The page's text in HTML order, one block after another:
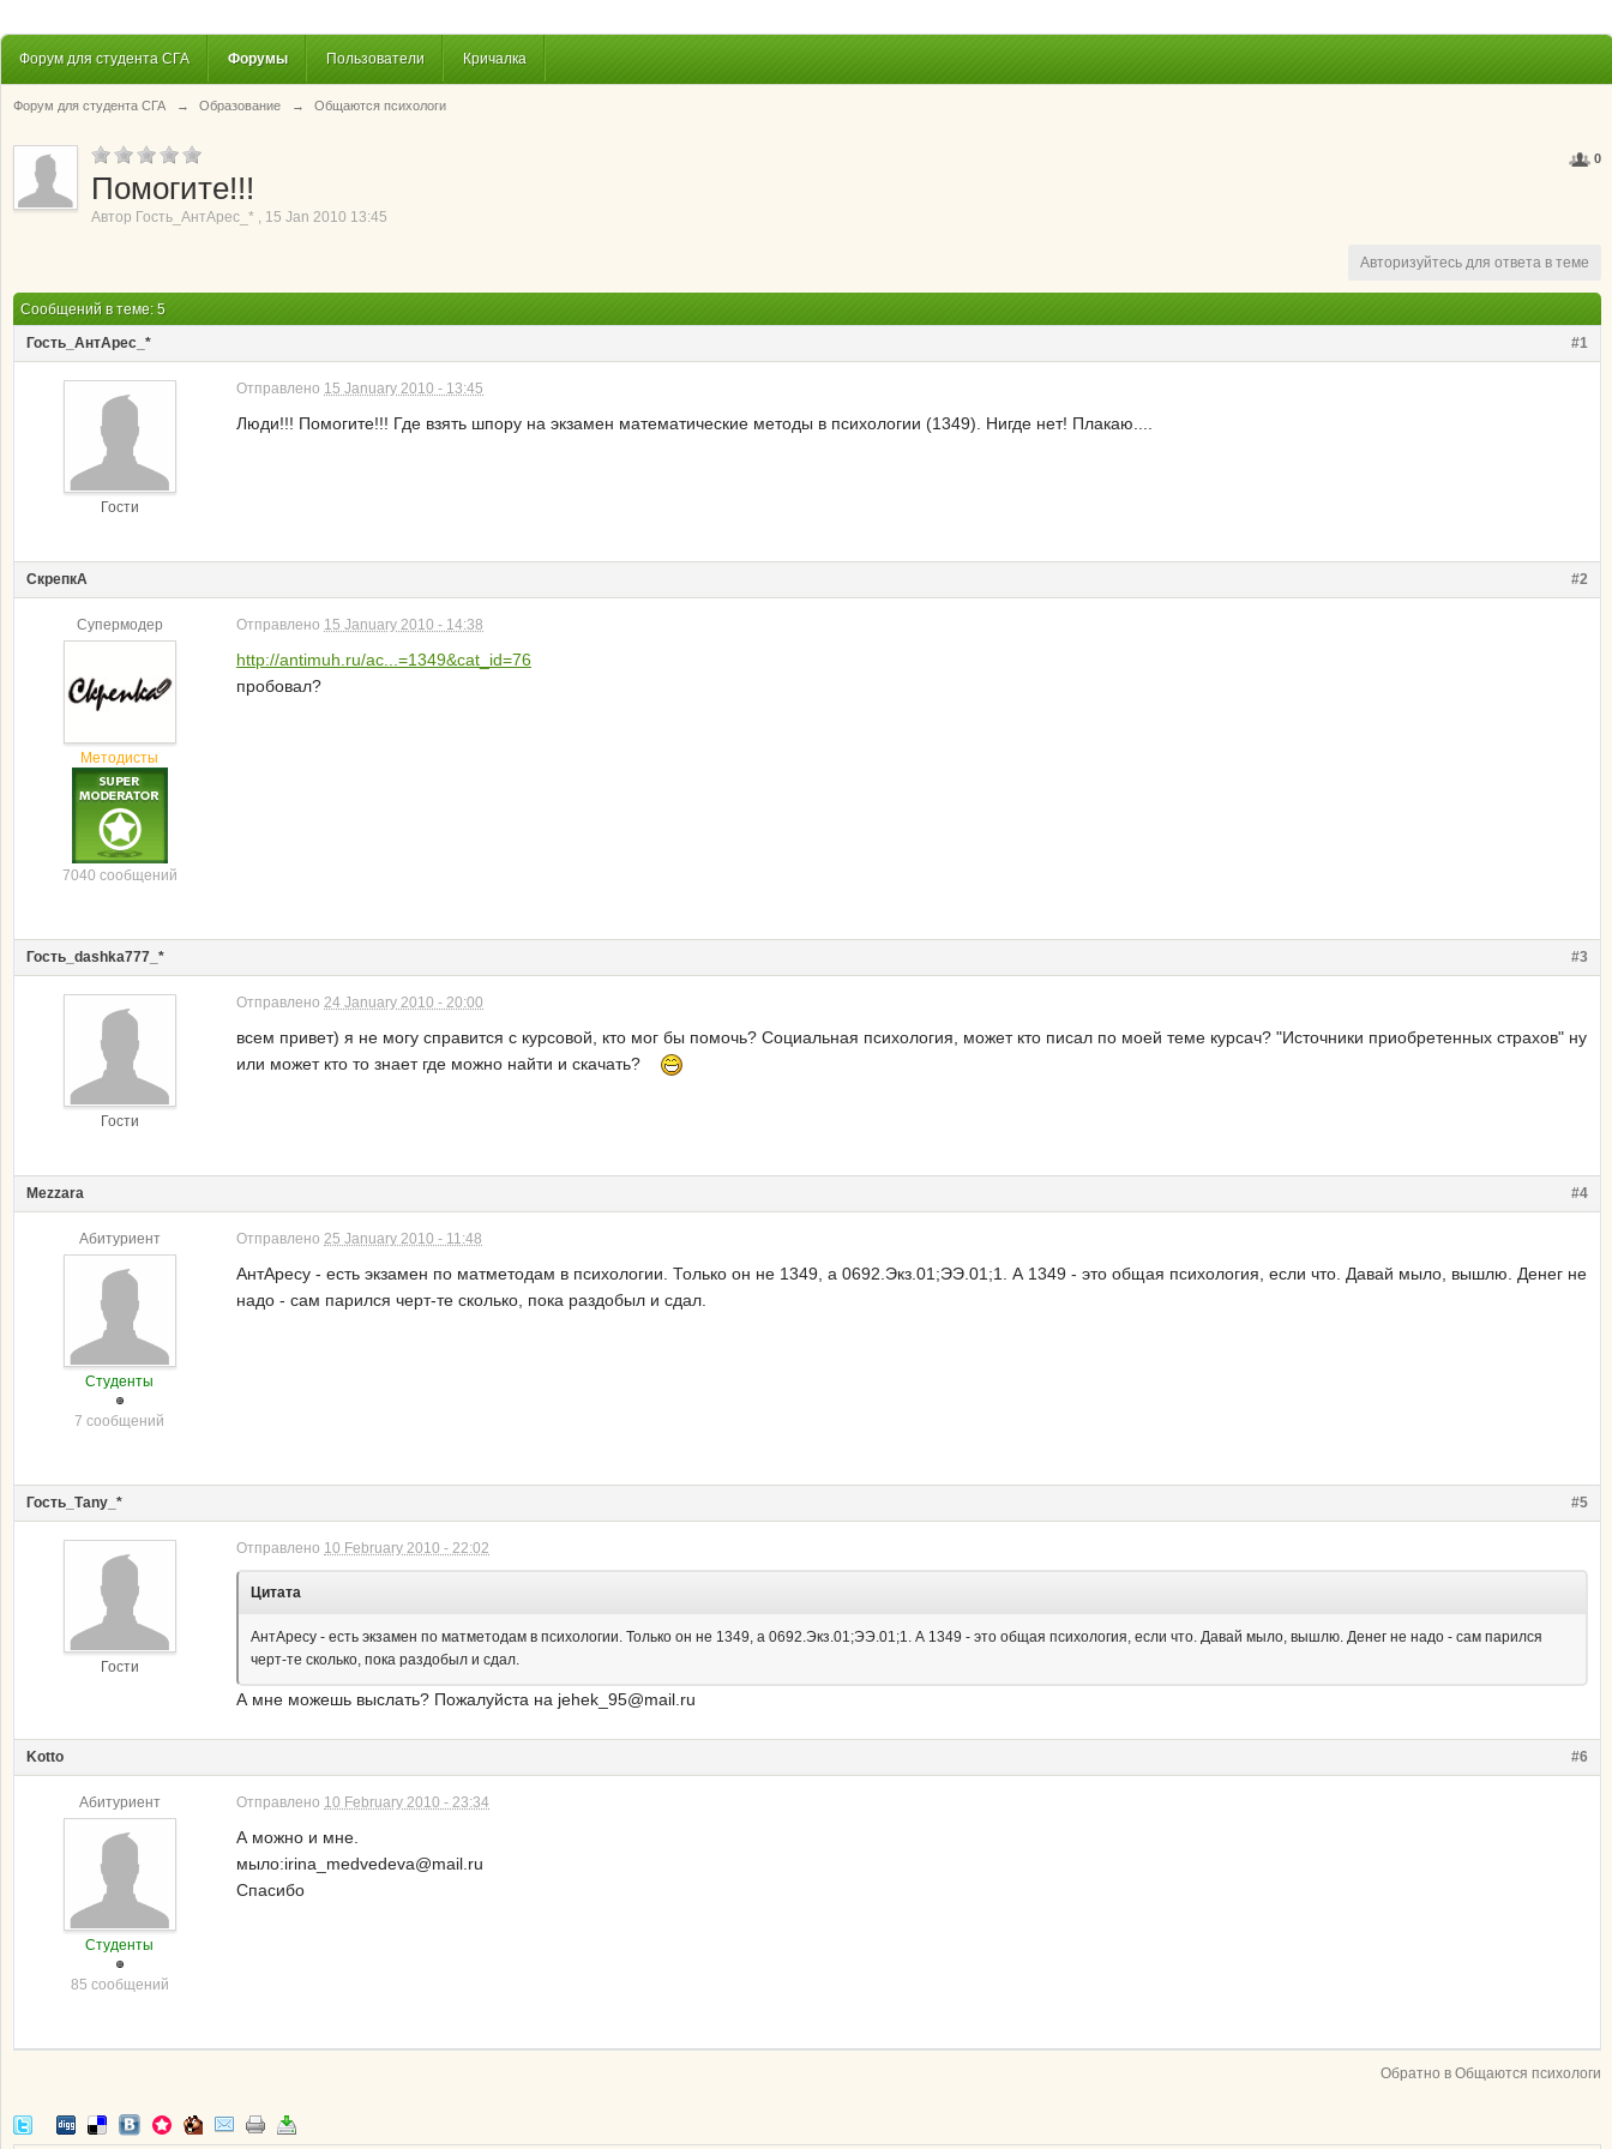
Форум для студента СГА Форумы Пользователи Кричалка
Форум для студента СГА → Образование → Общаются психологи
0
Помогите!!!
Автор Гость_АнтАрес_* , 15 Jan 2010 13:45
Авторизуйтесь для ответа в теме
Сообщений в теме: 5
#1
Гость_АнтАрес_*
Гости
Отправлено 15 January 2010 - 13:45
Люди!!! Помогите!!! Где взять шпору на экзамен математические методы в психологии (1349). Нигде нет! Плакаю....
#2
СкрепкА
Супермодер
Методисты
7040 сообщений
Отправлено 15 January 2010 - 14:38
http://antimuh.ru/ac...=1349&cat_id=76
пробовал?
#3
Гость_dashka777_*
Гости
Отправлено 24 January 2010 - 20:00
всем привет) я не могу справится с курсовой, кто мог бы помочь? Социальная психология, может кто писал по моей теме курсач? "Источники приобретенных страхов" ну
или может кто то знает где можно найти и скачать?
#4
Mezzara
Абитуриент
Студенты
7 сообщений
Отправлено 25 January 2010 - 11:48
АнтАресу - есть экзамен по матметодам в психологии. Только он не 1349, а 0692.Экз.01;ЭЭ.01;1. А 1349 - это общая психология, если что. Давай мыло, вышлю. Денег не
надо - сам парился черт-те сколько, пока раздобыл и сдал.
#5
Гость_Таny_*
Гости
Отправлено 10 February 2010 - 22:02
Цитата
АнтАресу - есть экзамен по матметодам в психологии. Только он не 1349, а 0692.Экз.01;ЭЭ.01;1. А 1349 - это общая психология, если что. Давай мыло, вышлю. Денег не надо - сам парился
черт-те сколько, пока раздобыл и сдал.
А мне можешь выслать? Пожалуйста на jehek_95@mail.ru
#6
Kotto
Абитуриент
Студенты
85 сообщений
Отправлено 10 February 2010 - 23:34
А можно и мне.
мыло:irina_medvedeva@mail.ru
Спасибо
Обратно в Общаются психологи